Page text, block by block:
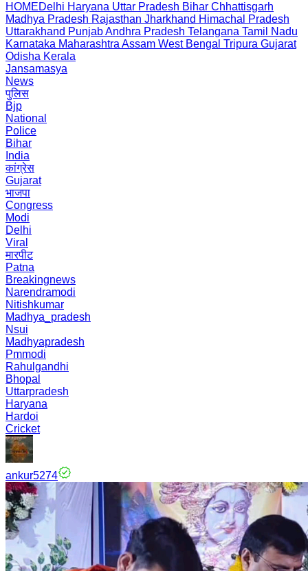
HOMEDelhi Haryana Uttar Pradesh Bihar Chhattisgarh
Madhya Pradesh Rajasthan Jharkhand Himachal Pradesh
Uttarakhand PunjabAndhra Pradesh Telangana Tamil Nadu
Karnataka Maharashtra Assam West Bengal Tripura Gujarat
Odisha Kerala
Jansamasya
News
पुलिस
Bjp
National
Police
Bihar
India
कांग्रेस
Gujarat
भाजपा
Congress
Modi
Delhi
Viral
मारपीट
Patna
Breakingnews
Narendramodi
Nitishkumar
Madhya_pradesh
Nsui
Madhyapradesh
Pmmodi
Rahulgandhi
Bhopal
Uttarpradesh
Haryana
Hardoi
Cricket
ankur5274